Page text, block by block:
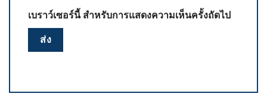
เบราว์เซอร์นี้ สำหรับการแสดงความเห็นครั้งถัดไป